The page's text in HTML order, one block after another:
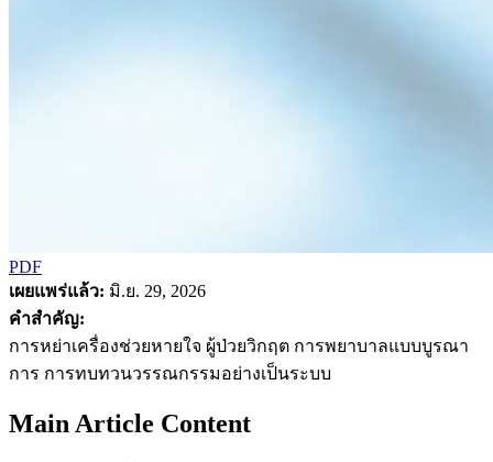
PDF
เผยแพร่แล้ว: มิ.ย. 29, 2026
คำสำคัญ:
การหย่าเครื่องช่วยหายใจ ผู้ป่วยวิกฤต การพยาบาลแบบบูรณา
การ การทบทวนวรรณกรรมอย่างเป็นระบบ
Main Article Content